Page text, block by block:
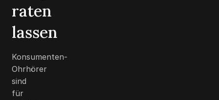
raten
lassen
Konsumenten-
Ohrhörer
sind
für